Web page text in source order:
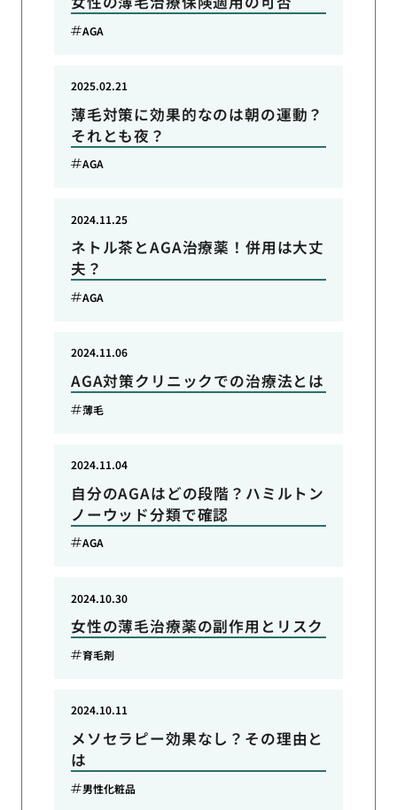
AGA
薄毛対策に効果的なのは朝の運動？
それとも夜？
2025.02.21
AGA
ネトル茶とAGA治療薬！併用は大丈
夫？
2024.11.25
AGA
AGA対策クリニックでの治療法とは
2024.11.06
薄毛
自分のAGAはどの段階？ハミルトン
ノーウッド分類で確認
2024.11.04
AGA
女性の薄毛治療薬の副作用とリスク
2024.10.30
育毛剤
メソセラピー効果なし？その理由と
は
2024.10.11
男性化粧品